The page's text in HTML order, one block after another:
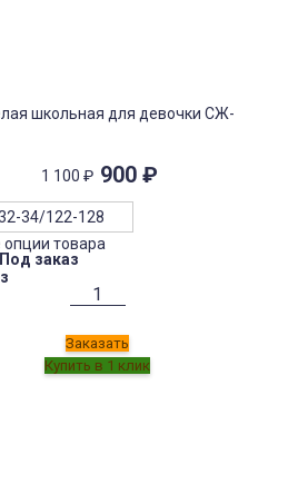
школьная для девочки СЖ-
1 100 ₽ 900 ₽
опции товара
Под заказ
Заказать